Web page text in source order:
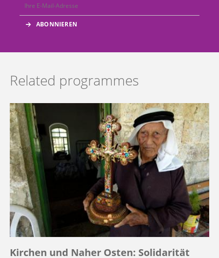
Related programmes
Kirchen und Naher Osten: Solidarität